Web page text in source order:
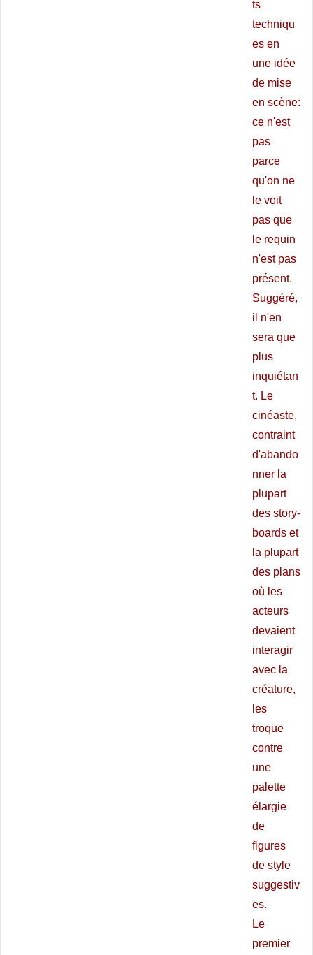
ts
techniqu
es en
une idée
de mise
en scène:
ce n'est
pas
parce
qu'on ne
le voit
pas que
le requin
n'est pas
présent.
Suggéré,
il n'en
sera que
plus
inquiétan
t. Le
cinéaste,
contraint
d'abando
nner la
plupart
des story-
boards et
la plupart
des plans
où les
acteurs
devaient
interagir
avec la
créature,
les
troque
contre
une
palette
élargie
de
figures
de style
suggestiv
es.
Le
premier